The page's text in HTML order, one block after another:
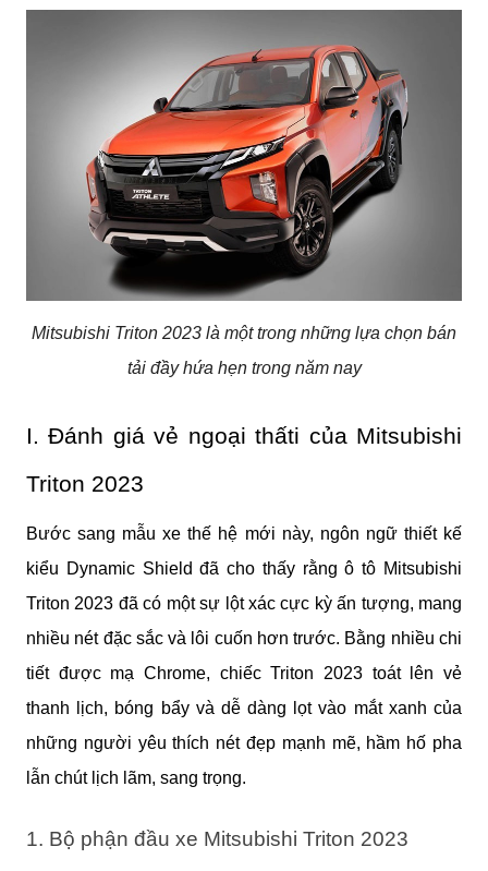
Mitsubishi Triton 2023 là một trong những lựa chọn bán
tải đầy hứa hẹn trong năm nay
I. Đánh giá vẻ ngoại thấti của Mitsubishi
Triton 2023
Bước sang mẫu xe thế hệ mới này, ngôn ngữ thiết kế
kiểu Dynamic Shield đã cho thấy rằng ô tô Mitsubishi
Triton 2023 đã có một sự lột xác cực kỳ ấn tượng, mang
nhiều nét đặc sắc và lôi cuốn hơn trước. Bằng nhiều chi
tiết được mạ Chrome, chiếc Triton 2023 toát lên vẻ
thanh lịch, bóng bẩy và dễ dàng lọt vào mắt xanh của
những người yêu thích nét đẹp mạnh mẽ, hầm hố pha
lẫn chút lịch lãm, sang trọng.
1. Bộ phận đầu xe Mitsubishi Triton 2023